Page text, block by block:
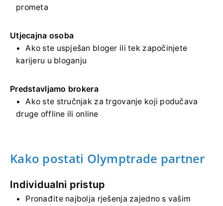
prometa
Utjecajna osoba
Ako ste uspješan bloger ili tek započinjete
karijeru u bloganju
Predstavljamo brokera
Ako ste stručnjak za trgovanje koji podučava
druge offline ili online
Kako postati Olymptrade partner
Individualni pristup
Pronađite najbolja rješenja zajedno s vašim